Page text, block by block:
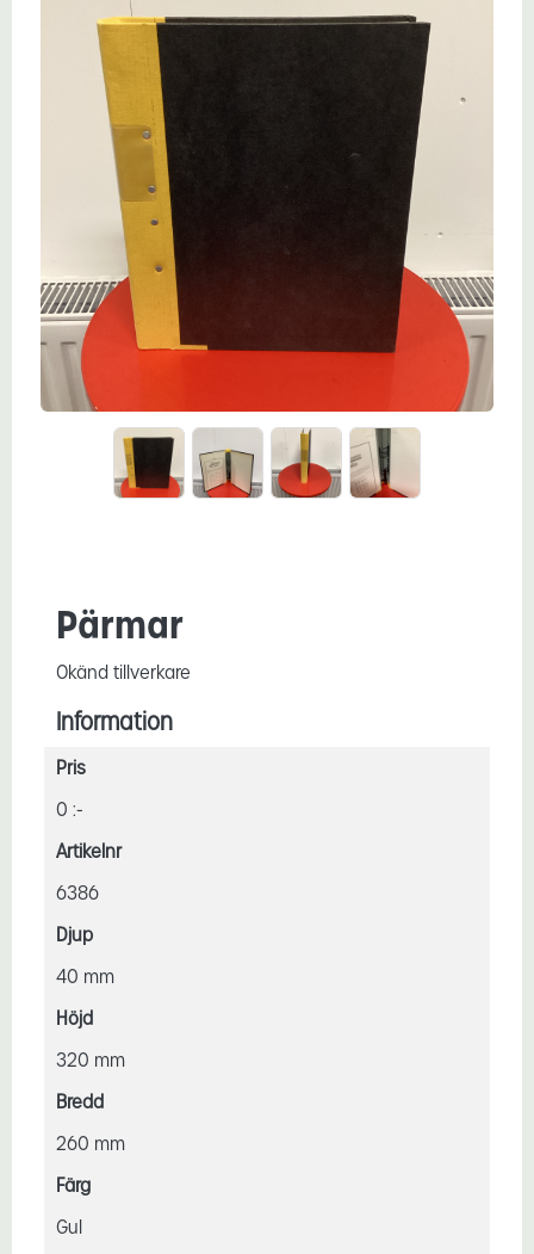
Pärmar
Okänd tillverkare
Information
Pris
0 :-
Artikelnr
6386
Djup
40 mm
Höjd
320 mm
Bredd
260 mm
Färg
Gul